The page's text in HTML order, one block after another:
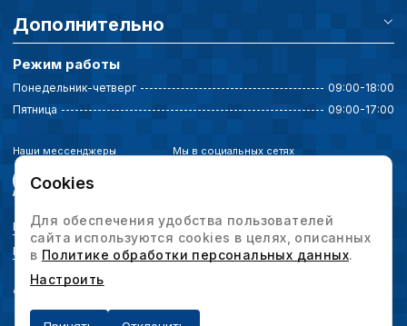
Дополнительно
Режим работы
Понедельник-четверг
09:00-18:00
Пятница
09:00-17:00
Наши мессенджеры Мы в социальных сетях
Политика конфиденциальности
Выбор настроек cookie
© 2026 Интервесп — производственное оборудование. Все права защищены.
Cookies
Для обеспечения удобства пользователей
сайта используются cookies в целях, описанных
в Политике обработки персональных данных.
Настроить